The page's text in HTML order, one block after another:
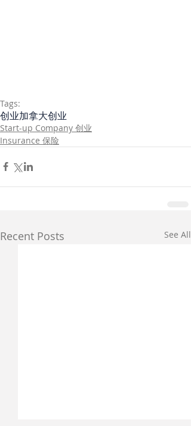
Tags:
创业加拿大创业
Start-up Company 创业
Insurance 保险
Recent Posts See All